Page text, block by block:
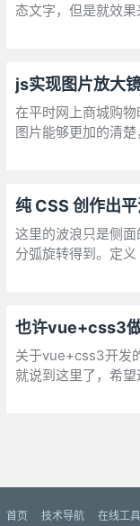
态文字，但是就效
动画效果在项目中
js实现图片放大
在平时网上商城购
图片能够更加的清
纯 CSS 创作出
这里的波浪只是侧
分弧旋转得到。定
也许vue+css3
关于vue+css3开发
就说到这里了，希
首页 技术导航 在线工具